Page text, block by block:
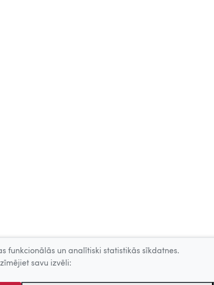
funkcionālās un analītiski statistikās sīkdatnes.
savu izvēli: